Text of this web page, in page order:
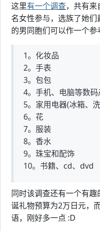
这里有一个调查，共有
名女性参与，选族了她
的男同胞们可以作一个参
1。化妆品
2。手表
3。包包
4。手机、电脑等数码
5。家用电器(冰箱、
6。花
7。服装
8。香水
9。珠宝和配饰
10。书籍、cd、dvd
同时该调查还有一个有
诞礼物预算为2万日元，
语，刚好多一点 :D